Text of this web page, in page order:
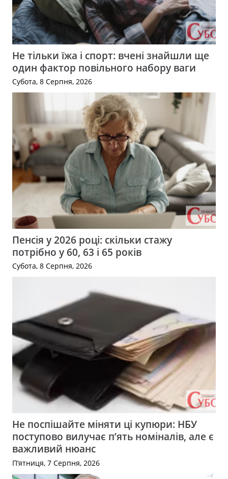
Не тільки їжа і спорт: вчені знайшли ще
один фактор повільного набору ваги
Субота, 8 Серпня, 2026
Пенсія у 2026 році: скільки стажу
потрібно у 60, 63 і 65 років
Субота, 8 Серпня, 2026
Не поспішайте міняти ці купюри: НБУ
поступово вилучає п’ять номіналів, але є
важливий нюанс
П’ятниця, 7 Серпня, 2026